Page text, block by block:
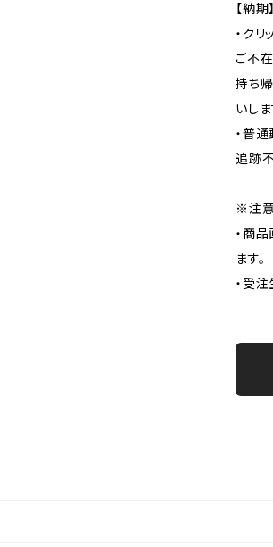
【納期】
・ク
ご不
持ち
いしま
・普
追跡
※注
・商
ます。
・受